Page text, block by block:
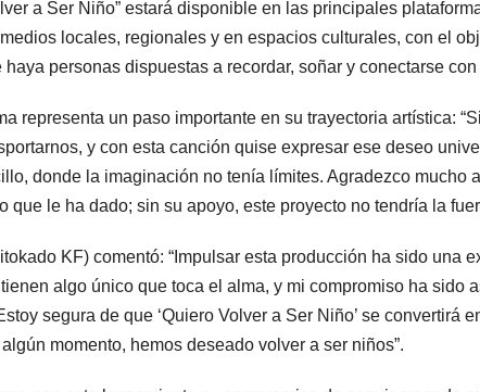
a Ser Niño” estará disponible en las principales
locales, regionales y en espacios culturales, con el
personas dispuestas a recordar, soñar y conectarse
representa un paso importante en su trayectoria artística:
y con esta canción quise expresar ese deseo
donde la imaginación no tenía límites. Agradezco mucho
que le ha dado; sin su apoyo, este proyecto no tendría la
KF) comentó: “Impulsar esta producción ha sido una
algo único que toca el alma, y mi compromiso ha sido
segura de que ‘Quiero Volver a Ser Niño’ se convertirá
momento, hemos deseado volver a ser niños”.